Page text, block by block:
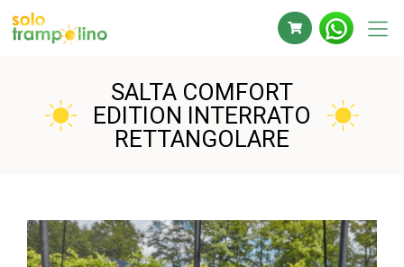
SALTA COMFORT
EDITION INTERRATO
RETTANGOLARE